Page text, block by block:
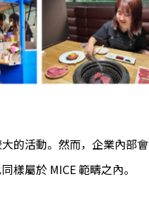
的活動。然而，企業內部會
樣屬於 MICE 範疇之內。